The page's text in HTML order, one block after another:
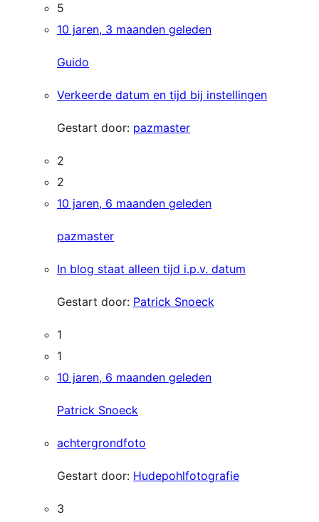
5
10 jaren, 3 maanden geleden
Guido
Verkeerde datum en tijd bij instellingen
Gestart door: pazmaster
2
2
10 jaren, 6 maanden geleden
pazmaster
In blog staat alleen tijd i.p.v. datum
Gestart door: Patrick Snoeck
1
1
10 jaren, 6 maanden geleden
Patrick Snoeck
achtergrondfoto
Gestart door: Hudepohlfotografie
3